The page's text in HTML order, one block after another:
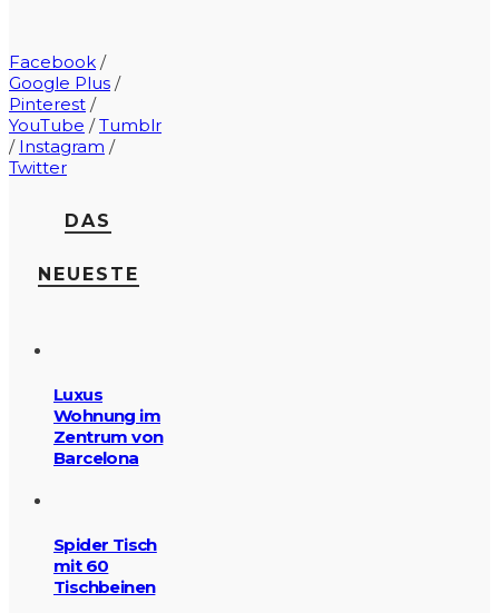
Facebook /
Google Plus /
Pinterest /
YouTube /Tumblr
/ Instagram /
Twitter
DAS
NEUESTE
Luxus
Wohnung im
Zentrum von
Barcelona
Spider Tisch
mit 60
Tischbeinen